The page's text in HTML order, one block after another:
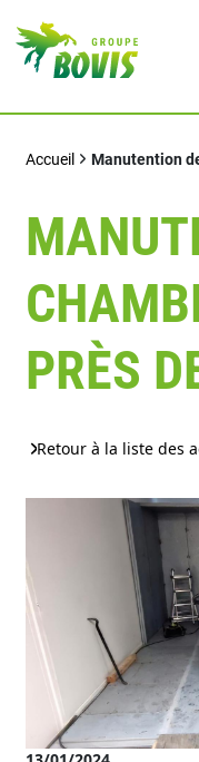
Accueil Manutention
PRÈS
Retour à la liste des